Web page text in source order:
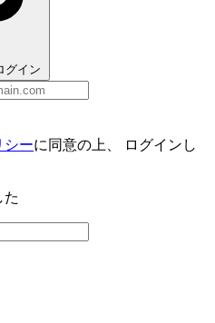
グイン
シーに同意の上、 ログインし
た